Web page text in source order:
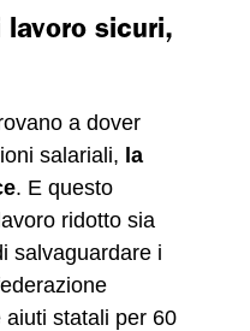
sicuri,
a dover
salariali, la
. E questo
ridotto sia
salvaguardare i
statali per 60